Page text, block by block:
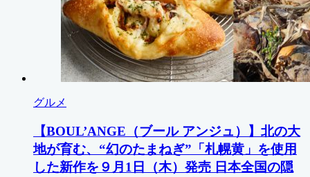
グルメ
【BOUL’ANGE（ブール アンジュ）】北の大
地が育む、“幻のたまねぎ”「札幌黄」を使用
した新作を９月1日（木）発売 日本全国の隠